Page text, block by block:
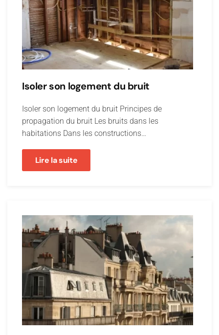
Isoler son logement du bruit
Isoler son logement du bruit Principes de
propagation du bruit Les bruits dans les
habitations Dans les constructions…
Lire la suite